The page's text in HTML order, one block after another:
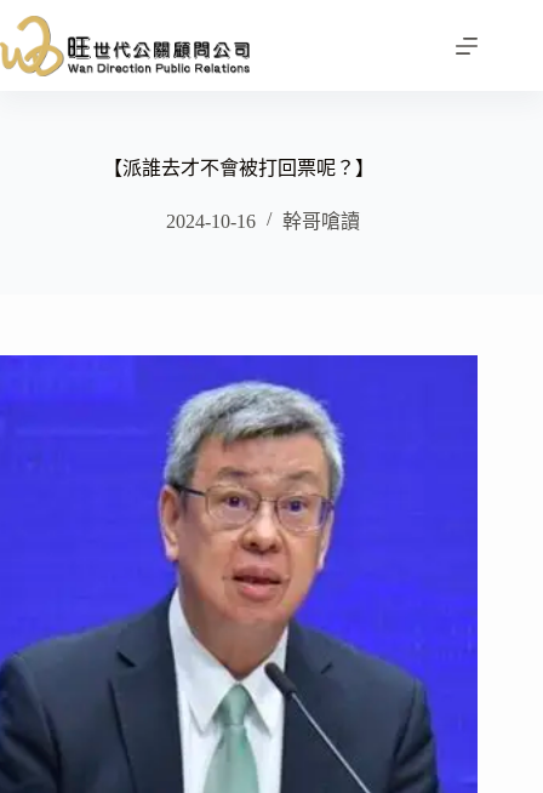
至
主
【派誰去才不會被打回票呢？】
2024-10-16 幹哥嗆讀